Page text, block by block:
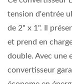
tension d'entrée
de 2" x 1". Il
et prend en
double. Avec une
convertisseur